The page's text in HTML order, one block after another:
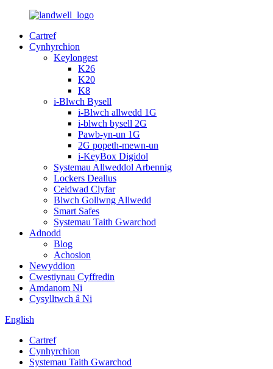
Cartref
Cynhyrchion
Keylongest
K26
K20
K8
i-Blwch Bysell
i-Blwch allwedd 1G
i-blwch bysell 2G
Pawb-yn-un 1G
2G popeth-mewn-un
i-KeyBox Digidol
Systemau Allweddol Arbennig
Lockers Deallus
Ceidwad Clyfar
Blwch Gollwng Allwedd
Smart Safes
Systemau Taith Gwarchod
Adnodd
Blog
Achosion
Newyddion
Cwestiynau Cyffredin
Amdanom Ni
Cysylltwch â Ni
English
Cartref
Cynhyrchion
Systemau Taith Gwarchod